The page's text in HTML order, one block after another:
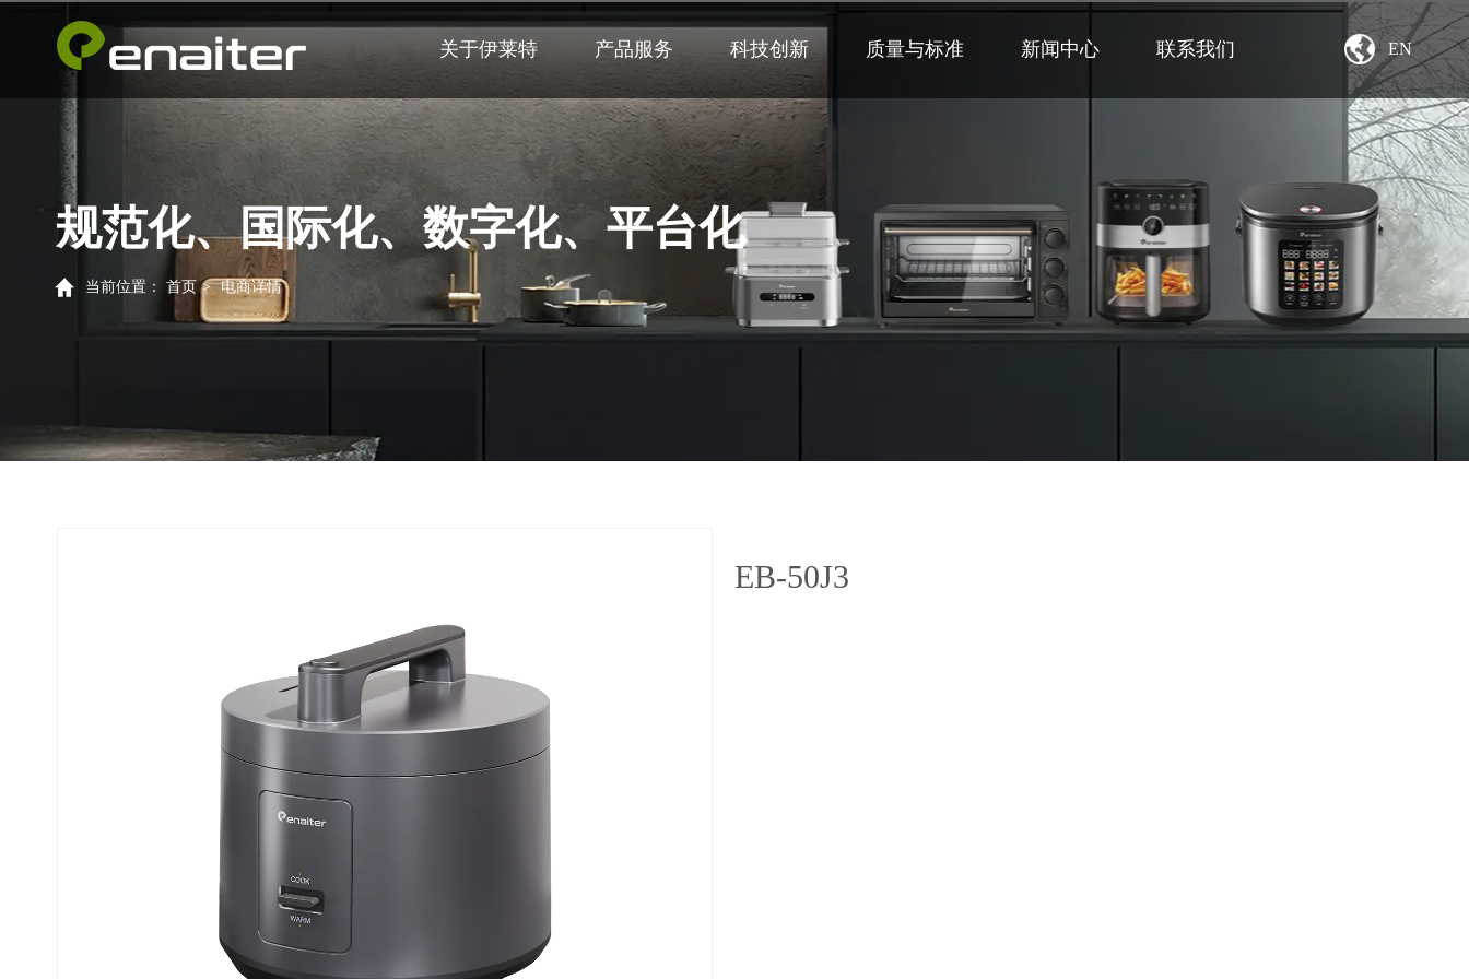
EN
关于伊莱特 产品服务 科技创新 质量与标准 新闻中心 联系我们
规范化、国际化、数字化、平台化
当前位置： 首页 > 电商详情
EB-50J3